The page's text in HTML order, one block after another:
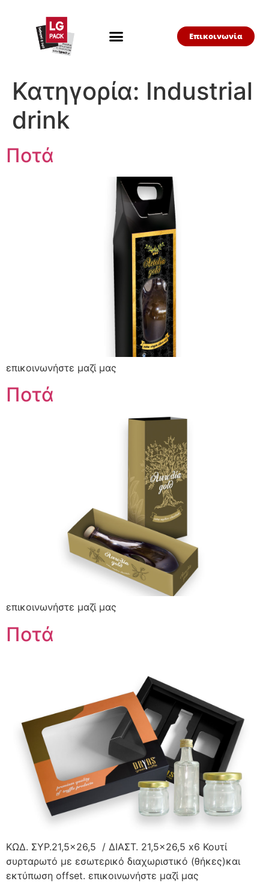
Επικοινωνία
Κατηγορία: Industrial
drink
Ποτά
επικοινωνήστε μαζί μας
Ποτά
επικοινωνήστε μαζί μας
Ποτά
ΚΩΔ. ΣΥΡ.21,5×26,5 / ΔΙΑΣΤ. 21,5×26,5 x6 Κουτί
συρταρωτό με εσωτερικό διαχωριστικό (θήκες)και
εκτύπωση offset. επικοινωνήστε μαζί μας